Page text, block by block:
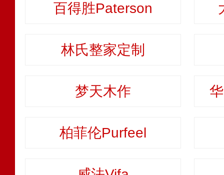
百得胜Paterson
林氏整家定制
梦天木作
柏菲伦Purfeel